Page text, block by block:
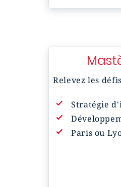
Relevez les
Stratégie
Paris ou